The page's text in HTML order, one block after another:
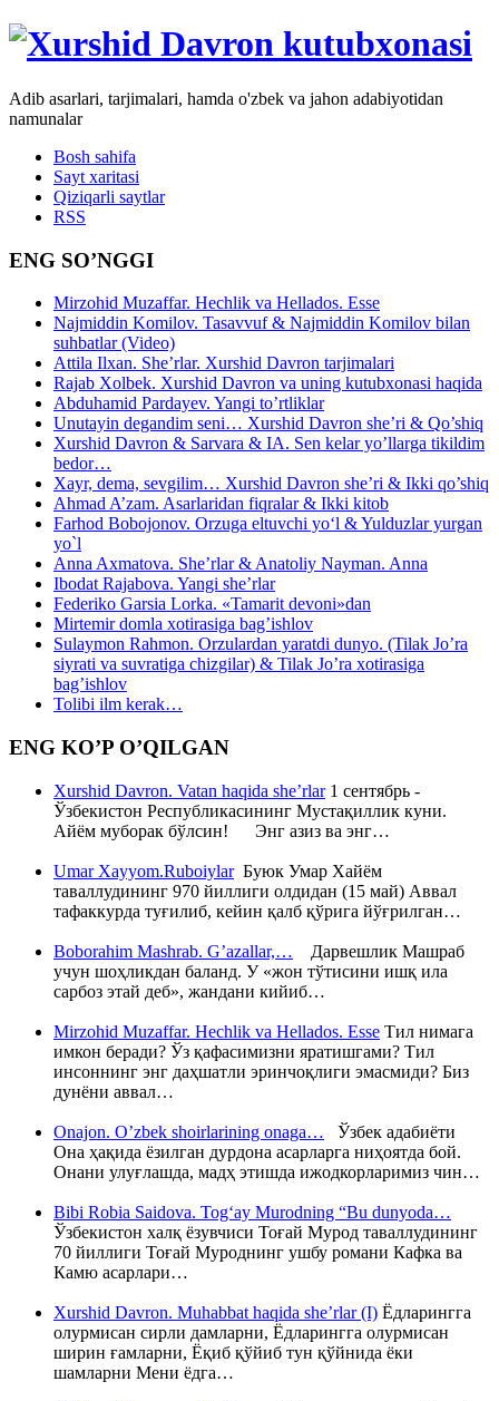
Adib asarlari, tarjimalari, hamda o'zbek va jahon adabiyotidan
namunalar
Bosh sahifa
Sayt xaritasi
Qiziqarli saytlar
RSS
ENG SO’NGGI
Mirzohid Muzaffar. Hechlik va Hellados. Esse
Najmiddin Komilov. Tasavvuf & Najmiddin Komilov bilan
suhbatlar (Video)
Attila Ilxan. She’rlar. Xurshid Davron tarjimalari
Rajab Xolbek. Xurshid Davron va uning kutubxonasi haqida
Abduhamid Pardayev. Yangi to’rtliklar
Unutayin degandim seni… Xurshid Davron she’ri & Qo’shiq
Xurshid Davron & Sarvara & IA. Sen kelar yo’llarga tikildim
bedor…
Xayr, dema, sevgilim… Xurshid Davron she’ri & Ikki qo’shiq
Ahmad A’zam. Asarlaridan fiqralar & Ikki kitob
Farhod Bobojonov. Orzuga eltuvchi yo‘l & Yulduzlar yurgan
yo`l
Anna Axmatova. She’rlar & Anatoliy Nayman. Anna
Ibodat Rajabova. Yangi she’rlar
Federiko Garsia Lorka. «Tamarit devoni»dan
Mirtemir domla xotirasiga bag’ishlov
Sulaymon Rahmon. Orzulardan yaratdi dunyo. (Tilak Jo’ra
siyrati va suvratiga chizgilar) & Tilak Jo’ra xotirasiga
bag’ishlov
Tolibi ilm kerak…
ENG KO’P O’QILGAN
Xurshid Davron. Vatan haqida she’rlar1 сентябрь -
Ўзбекистон Республикасининг Мустақиллик куни.
Айём муборак бўлсин! Энг азиз ва энг…
Umar Xayyom.RuboiylarБуюк Умар Хайём
таваллудининг 970 йиллиги олдидан (15 май) Аввал
тафаккурда туғилиб, кейин қалб қўрига йўғрилган…
Boborahim Mashrab. G’azallar,… Дарвешлик Машраб
учун шоҳликдан баланд. У «жон тўтисини ишқ ила
сарбоз этай деб», жандани кийиб…
Mirzohid Muzaffar. Hechlik va Hellados. Esse Тил нимага
имкон беради? Ўз қафасимизни яратишгами? Тил
инсоннинг энг даҳшатли эринчоқлиги эмасмиди? Биз
дунёни аввал…
Onajon. O’zbek shoirlarining onaga… Ўзбек адабиёти
Она ҳақида ёзилган дурдона асарларга ниҳоятда бой.
Онани улуғлашда, мадҳ этишда ижодкорларимиз чин…
Bibi Robia Saidova. Tog‘ay Murodning “Bu dunyoda…
Ўзбекистон халқ ёзувчиси Тоғай Мурод таваллудининг
70 йиллиги Тоғай Муроднинг ушбу романи Кафка ва
Камю асарлари…
Xurshid Davron. Muhabbat haqida she’rlar (I) Ёдларингга
олурмисан сирли дамларни, Ёдларингга олурмисан
ширин ғамларни, Ёқиб қўйиб тун қўйнида ёки
шамларни Мени ёдга…